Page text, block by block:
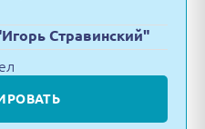
Стравинский"